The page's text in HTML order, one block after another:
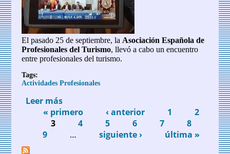
El pasado 25 de septiembre, la Asociación Española de
Profesionales del Turismo, llevó a cabo un encuentro
entre profesionales del turismo.
Tags:
Actividades Profesionales
Leer más sobre La AEPT celebra el Día Mundial del
Turismo 2023 con una mesa redonda
Páginas
« primero ‹ anterior 1
2
3
4 5 6 7
8
9
… siguiente › última »